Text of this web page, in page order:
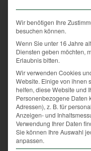
in der
13. August 2022 / vonHerbert
Im Sommer zeigt
schönsten Seite.
blüht, der Duft des
Gefühl der
Freizeit- und
Wir benötigen Ihre
besuchen können.
Wenn Sie unter 16 Jahre
Diensten geben möchten,
Erlaubnis bitten.
Wir verwenden Cookies
Website. Einige von ihnen
helfen, diese Website und
Personenbezogene Daten
Adressen), z. B. für
Anzeigen- und
Verwendung Ihrer Daten
Sie können Ihre Auswahl
anpassen.